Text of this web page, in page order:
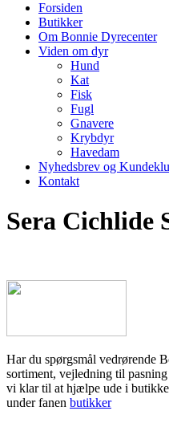
Forsiden
Butikker
Om Bonnie Dyrecenter
Viden om dyr
Hund
Kat
Fisk
Fugl
Gnavere
Krybdyr
Havedam
Nyhedsbrev og
Kontakt
Sera Cichlide
Har du spørgsmål vedrørende
sortiment, vejledning til
vi klar til at hjælpe ude i
under fanen butikker